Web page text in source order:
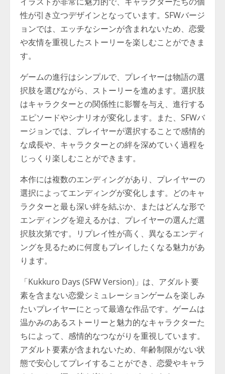
性が引き立つデザインとなっています。SFWバージ
ョンでは、エッチなシーンが含まれないため、恋愛
や友情を重視したストーリーを楽しむことができま
す。
ゲームの進行はシンプルで、プレイヤーは物語の選
択肢を選びながら、ストーリーを進めます。選択肢
はキャラクターとの関係性に影響を与え、進行する
エピソードやシナリオが変化します。また、SFWバ
ージョンでは、プレイヤーが選択することで感情的
な成長や、キャラクターとの絆を深めていく過程を
じっくり楽しむことができます。
本作には複数のエンディングがあり、プレイヤーの
選択によってエンディングが変化します。どのキャ
ラクターと最も深い絆を結ぶか、またはどんな形で
エンディングを迎えるかは、プレイヤーの選んだ選
択肢次第です。リプレイ性が高く、異なるエンディ
ングを見るために何度もプレイしたくなる魅力があ
ります。
「Kukkuro Days (SFW Version)」は、アダルト要
素を含まない恋愛シミュレーションゲームを楽しみ
たいプレイヤーにとって最適な作品です。ゲームは
温かみのあるストーリーと魅力的なキャラクターた
ちによって、感情的なつながりを重視しています。
アダルト要素が含まれないため、年齢制限がない状
態で安心してプレイすることができ、恋愛やキャラ